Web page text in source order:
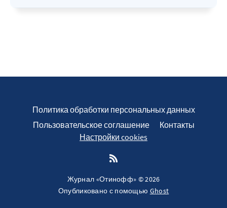
Политика обработки персональных данных
Пользовательское соглашение
Контакты
Настройки cookies
Журнал «Отинофф» © 2026
Опубликовано с помощью Ghost